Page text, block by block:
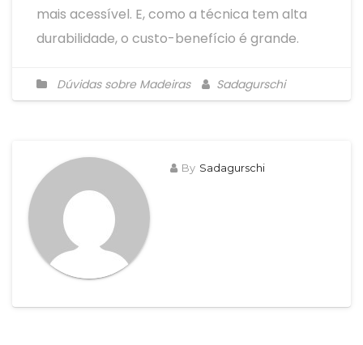
mais acessível. E, como a técnica tem alta
durabilidade, o custo-benefício é grande.
Dúvidas sobre Madeiras Sadagurschi
By Sadagurschi